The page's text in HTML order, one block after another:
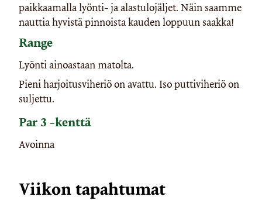
paikkaamalla lyönti- ja alastulojäljet. Näin saamme
nauttia hyvistä pinnoista kauden loppuun saakka!
Range
Lyönti ainoastaan matolta.
Pieni harjoitusviheriö on avattu. Iso puttiviheriö on
suljettu.
Par 3 -kenttä
Avoinna
Viikon tapahtumat